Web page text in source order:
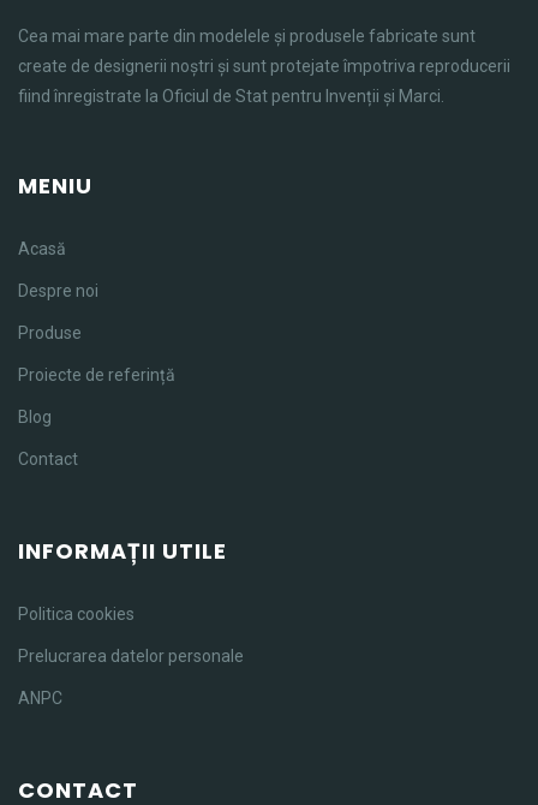
Cea mai mare parte din modelele și produsele fabricate sunt
create de designerii noștri și sunt protejate împotriva reproducerii
fiind înregistrate la Oficiul de Stat pentru Invenții și Marci.
MENIU
Acasă
Despre noi
Produse
Proiecte de referință
Blog
Contact
INFORMAȚII UTILE
Politica cookies
Prelucrarea datelor personale
ANPC
CONTACT